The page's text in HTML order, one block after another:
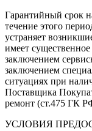
Гарантийный срок
течение этого
устраняет
имеет
заключением
заключением
ситуациях при
Поставщика
ремонт (ст.475 ГК
УСЛОВИЯ